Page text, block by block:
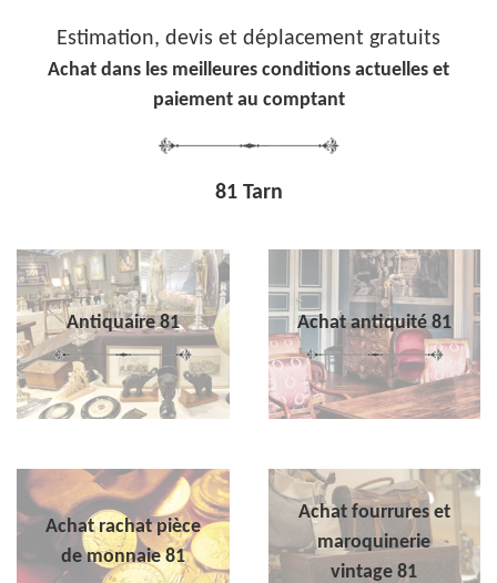
Estimation, devis et déplacement gratuits
Achat dans les meilleures conditions actuelles et
paiement au comptant
81 Tarn
Antiquaire 81 Achat antiquité 81
Achat rachat pièce
de monnaie 81
Achat fourrures et
maroquinerie
vintage 81